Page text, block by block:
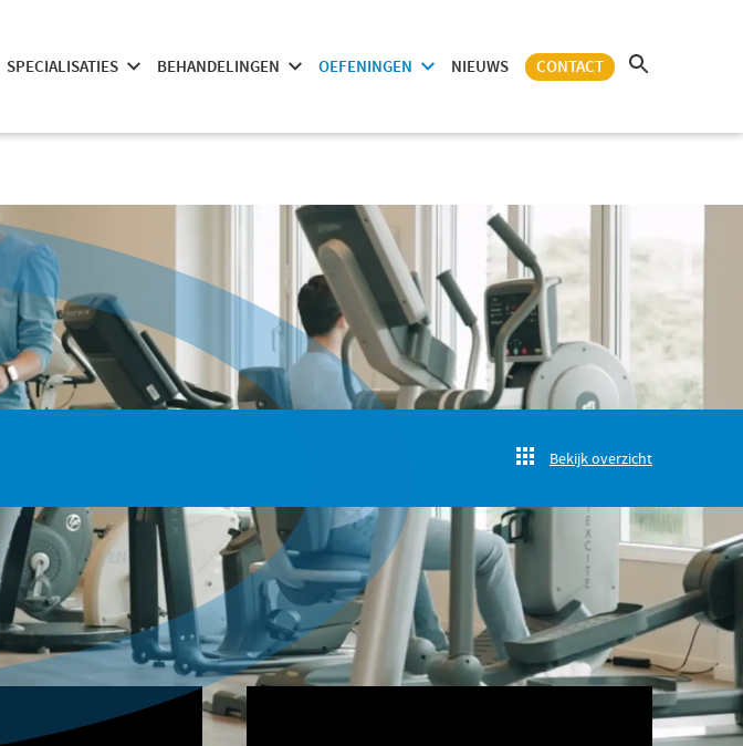
SPECIALISATIES BEHANDELINGEN OEFENINGEN NIEUWS CONTACT
Bekijk overzicht